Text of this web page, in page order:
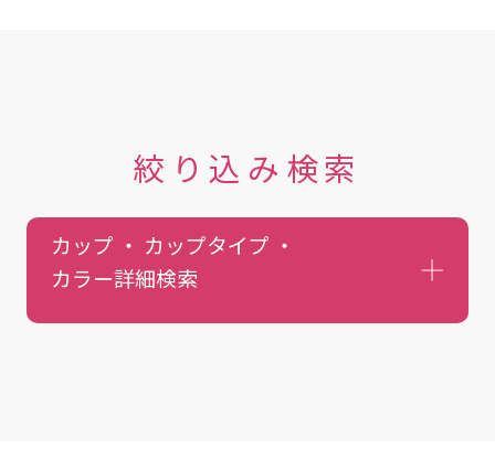
絞り込み検索
カップ ・ カップタイプ ・
カラー詳細検索